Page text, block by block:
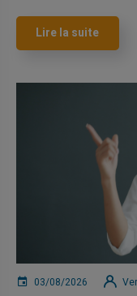
Lire la suite
03/08/2026